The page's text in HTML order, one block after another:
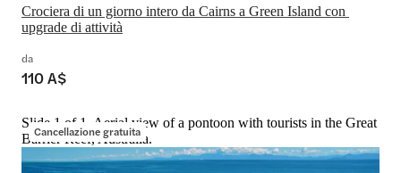
Crociera di un giorno intero da Cairns a Green Island con
upgrade di attività
da
110 A$
Cancellazione gratuita
Slide 1 of 1, Aerial view of a pontoon with tourists in the Great
Barrier Reef, Australia.